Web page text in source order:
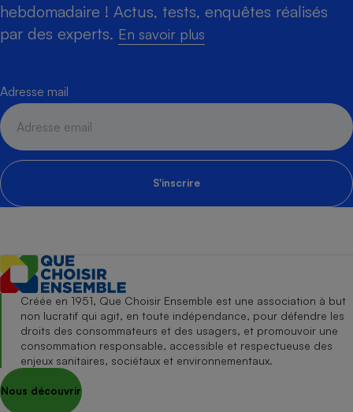
hebdomadaire ! Actus, tests, enquêtes réalisés
par des experts. En savoir plus
Adresse mail
S'inscrire
Créée en 1951, Que Choisir Ensemble est une association à but
non lucratif qui agit, en toute indépendance, pour défendre les
droits des consommateurs et des usagers, et promouvoir une
consommation responsable, accessible et respectueuse des
enjeux sanitaires, sociétaux et environnementaux.
Nous découvrir